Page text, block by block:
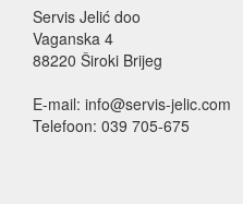
Servis Jelić doo
Vaganska 4
88220 Široki Brijeg
E-mail: info@servis-jelic.com
Telefoon: 039 705-675